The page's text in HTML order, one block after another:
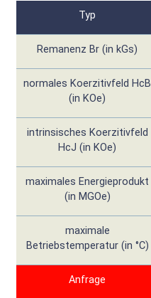
Typ
Remanenz Br (in kGs)
normales Koerzitivfeld HcB
(in KOe)
intrinsisches Koerzitivfeld
HcJ (in KOe)
maximales Energieprodukt
(in MGOe)
maximale
Betriebstemperatur (in °C)
Anfrage